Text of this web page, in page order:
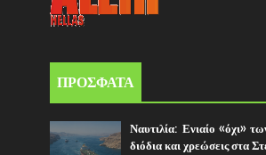
ΠΡΟΣΦΑΤΑ
Ναυτιλία: Ενιαίο «όχι»
διόδια και χρεώσεις στα